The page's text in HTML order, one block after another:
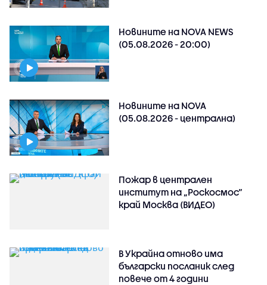
Новините на NOVA NEWS
(05.08.2026 - 20:00)
Новините на NOVA
(05.08.2026 - централна)
Пожар в централен
институт на „Роскосмос“
край Москва (ВИДЕО)
В Украйна отново има
български посланик след
повече от 4 години